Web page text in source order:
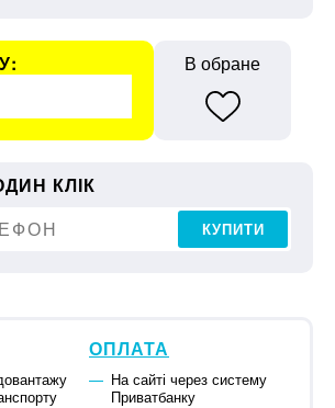
В обране
КЛІК
КУПИТИ
ОПЛАТА
На сайті через систему
Приватбанку